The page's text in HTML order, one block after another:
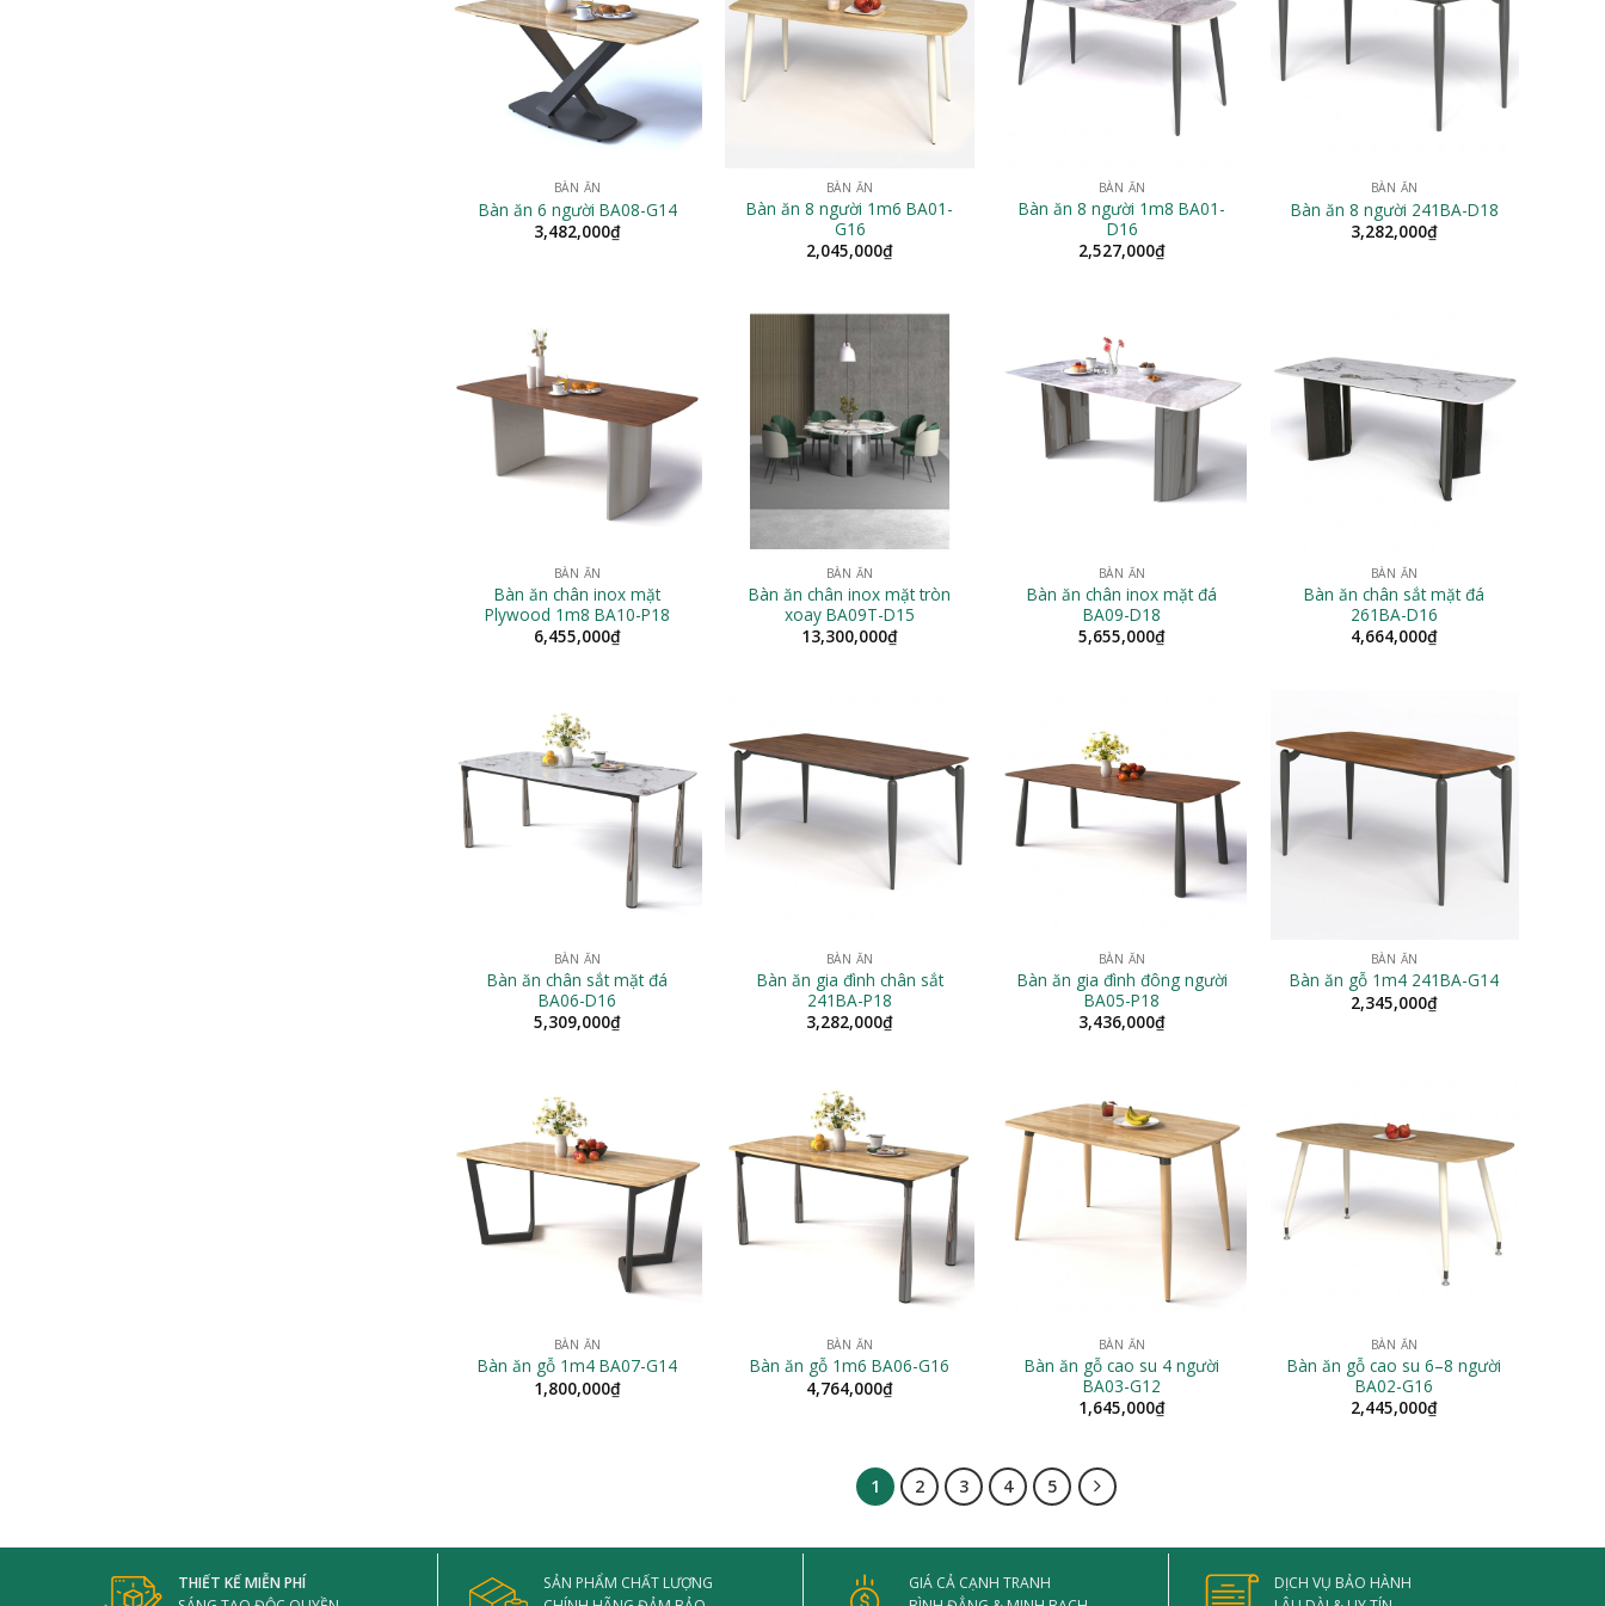
BÀN ĂN
Bàn ăn 6 người BA08-G14
3,482,000₫
BÀN ĂN
Bàn ăn 8 người 1m6 BA01-
G16
2,045,000₫
BÀN ĂN
Bàn ăn 8 người 1m8 BA01-
D16
2,527,000₫
BÀN ĂN
Bàn ăn 8 người 241BA-D18
3,282,000₫
BÀN ĂN
Bàn ăn chân inox mặt
Plywood 1m8 BA10-P18
6,455,000₫
BÀN ĂN
Bàn ăn chân inox mặt tròn
xoay BA09T-D15
13,300,000₫
BÀN ĂN
Bàn ăn chân inox mặt đá
BA09-D18
5,655,000₫
BÀN ĂN
Bàn ăn chân sắt mặt đá
261BA-D16
4,664,000₫
BÀN ĂN
Bàn ăn chân sắt mặt đá
BA06-D16
5,309,000₫
BÀN ĂN
Bàn ăn gia đình chân sắt
241BA-P18
3,282,000₫
BÀN ĂN
Bàn ăn gia đình đông người
BA05-P18
3,436,000₫
BÀN ĂN
Bàn ăn gỗ 1m4 241BA-G14
2,345,000₫
BÀN ĂN
Bàn ăn gỗ 1m4 BA07-G14
1,800,000₫
BÀN ĂN
Bàn ăn gỗ 1m6 BA06-G16
4,764,000₫
BÀN ĂN
Bàn ăn gỗ cao su 4 người
BA03-G12
1,645,000₫
BÀN ĂN
Bàn ăn gỗ cao su 6–8 người
BA02-G16
2,445,000₫
1 2 3 4 5
THIẾT KẾ MIỄN PHÍ
SẢN PHẨM CHẤT LƯỢNG
GIÁ CẢ CẠNH TRANH
DỊCH VỤ BẢO HÀNH